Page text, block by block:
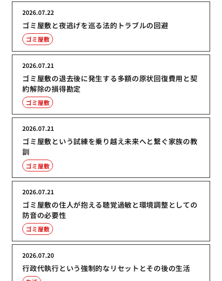
ゴミ屋敷と夜逃げを巡る法的トラブルの回避
2026.07.22
ゴミ屋敷
ゴミ屋敷の退去後に発生する多額の原状回復費用と契
約解除の損得勘定
2026.07.21
ゴミ屋敷
ゴミ屋敷という試練を乗り越え未来へと繋ぐ家族の教
訓
2026.07.21
ゴミ屋敷
ゴミ屋敷の住人が抱える聴覚過敏と環境調整としての
防音の必要性
2026.07.21
ゴミ屋敷
行政代執行という強制的なリセットとその後の生活
2026.07.20